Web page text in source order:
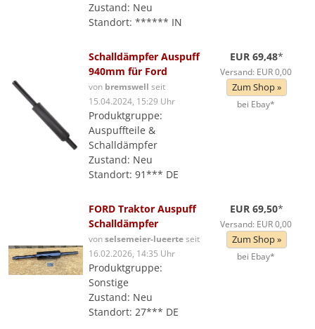
Zustand: Neu
Standort: ****** IN
Schalldämpfer Auspuff
940mm für Ford
von bremswell seit
15.04.2024, 15:29 Uhr
Produktgruppe:
Auspuffteile &
Schalldämpfer
Zustand: Neu
Standort: 91*** DE
EUR 69,48*
Versand: EUR 0,00
Zum Shop »
bei Ebay*
FORD Traktor Auspuff
Schalldämpfer
vonselsemeier-lueerteseit
16.02.2026, 14:35 Uhr
Produktgruppe:
Sonstige
Zustand: Neu
Standort: 27*** DE
EUR 69,50*
Versand: EUR 0,00
Zum Shop »
bei Ebay*